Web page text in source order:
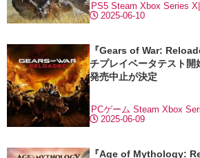
2025-06-10
PS5 Steam Xbox Series
『Gears of War:
チプレイベータテスト開
発売中止が決定
2025-06-09
PCゲーム Steam Xbox
『Age of Mythology: